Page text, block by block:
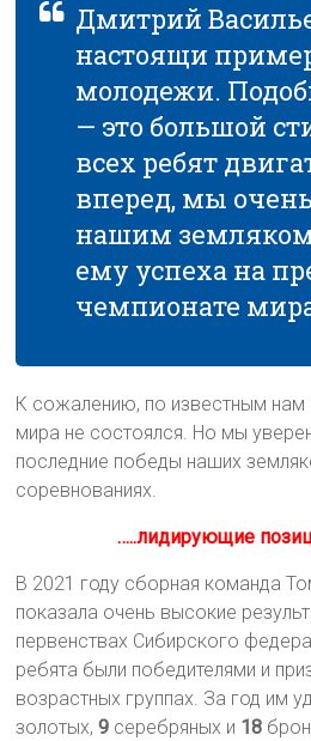
Дмитрий
настоящи
молодежи.
— это большой
всех ребят
вперед, мы
нашим
ему успеха на
чемпионате
К сожалению, по известным нам
мира не состоялся. Но мы
последние победы наших
соревнованиях.
…..лидирующие
В 2021 году сборная команда
показала очень высокие
первенствах Сибирского
ребята были победителями и
возрастных группах. За год им
золотых,9 серебряных и 18